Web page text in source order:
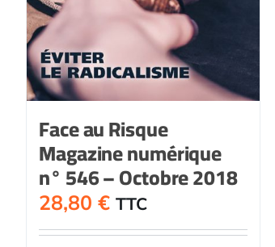
Face au Risque
Magazine numérique
n° 546 – Octobre 2018
28,80 € TTC